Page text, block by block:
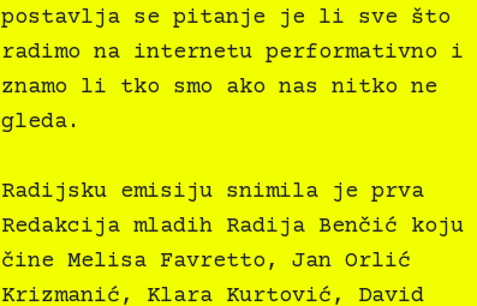
postavlja se pitanje je li sve što
radimo na internetu performativno i
znamo li tko smo ako nas nitko ne
gleda.
Radijsku emisiju snimila je prva
Redakcija mladih Radija Benčić koju
čine Melisa Favretto, Jan Orlić
Krizmanić, Klara Kurtović, David